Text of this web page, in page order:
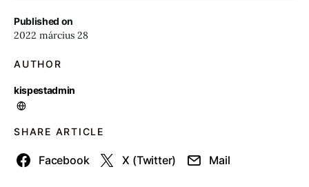
Published on
2022 március 28
AUTHOR
kispestadmin
SHARE ARTICLE
Facebook X (Twitter) Mail